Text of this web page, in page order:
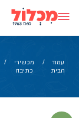
content
עמוד
הבית
/
מכשירי
כתיבה
/